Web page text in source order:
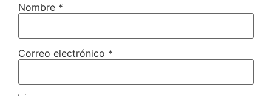
Nombre *
Correo electrónico *